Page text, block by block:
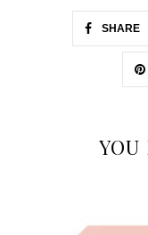
SHARE
YOU